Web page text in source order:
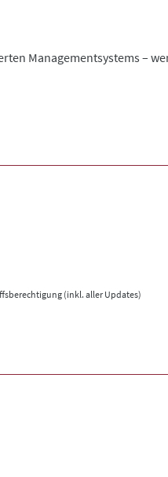
Managementsystems –
(inkl. aller Updates)